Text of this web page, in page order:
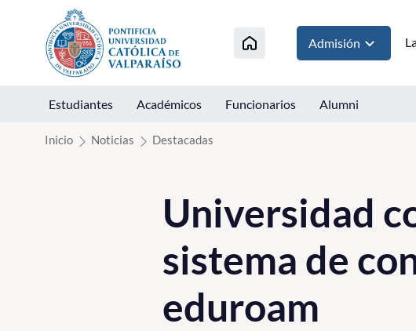
Click acá para ir directamente al contenido
Admisión
Estudiantes Académicos Funcionarios Alumni
Inicio Noticias Destacadas
Universidad
sistema de
eduroam